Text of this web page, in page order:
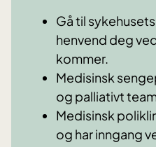
Gå til
henvend deg
kommer.
Medisinsk
og palliativt
Medisinsk
og har inngang